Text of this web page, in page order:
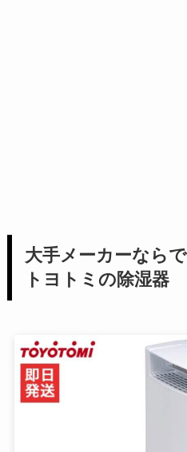
大手メーカーなら
トヨトミの除湿器